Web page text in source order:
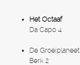
Het Octaaf
Da Capo 4
De Groeiplaneet
Berk 2